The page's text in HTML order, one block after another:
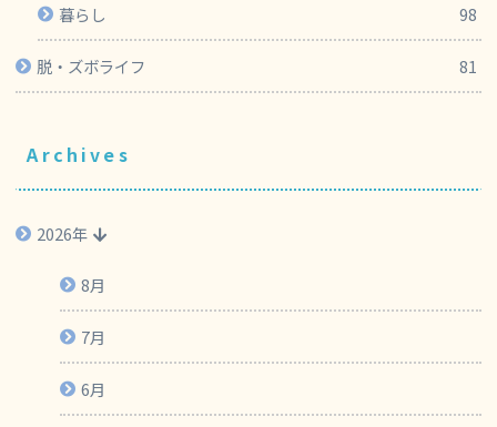
暮らし 98
脱・ズボライフ 81
Archives
2026年
8月
7月
6月